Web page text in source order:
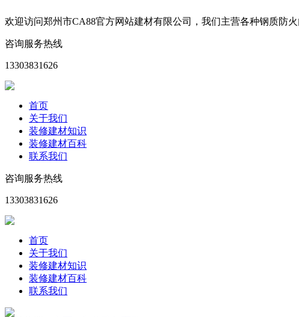
欢迎访问郑州市CA88官方网站建材有限公司，我们主营各种钢质防
咨询服务热线
13303831626
首页
关于我们
装修建材知识
装修建材百科
联系我们
咨询服务热线
13303831626
首页
关于我们
装修建材知识
装修建材百科
联系我们